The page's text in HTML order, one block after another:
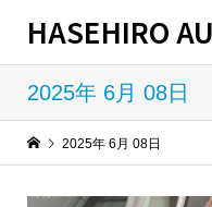
HASEHIRO
2025年 6月 08日
2025年 6月 08日